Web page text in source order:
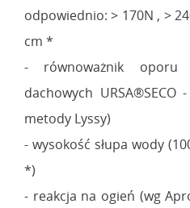
odpowiednio: > 170N , >
cm *
- równoważnik oporu
dachowych
metody Lyssy)
- wysokość słupa wody
*)
- reakcja na ogień (wg